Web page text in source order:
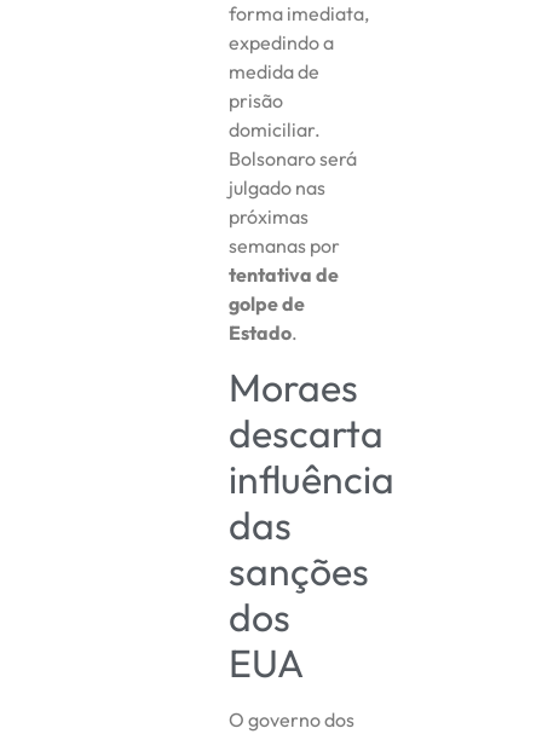
forma imediata,
expedindo a
medida de
prisão
domiciliar.
Bolsonaro será
julgado nas
próximas
semanas por
tentativa de
golpe de
Estado.
Moraes
descarta
influência
das
sanções
dos
EUA
O governo dos